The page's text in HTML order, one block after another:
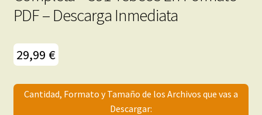
Inéditas
Demos
hijo
PDF – Descarga Inmediata
29,99 €
Cantidad, Formato y Tamaño de los Archivos que vas a
Descargar: